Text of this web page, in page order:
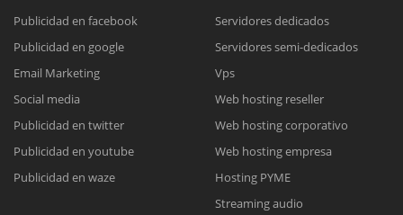
Reunión online
Meet para la reunión online.
Cotización
Chat Online
Todos nuestros ejecutivos están fuera de línea. Complete el formulario
Publicidad en facebook
Publicidad en google
Email Marketing
Social media
Publicidad en twitter
Publicidad en youtube
Publicidad en waze
Servidores dedicados
Servidores semi-dedicados
Vps
Web hosting reseller
Web hosting corporativo
Web hosting empresa
Hosting PYME
Streaming audio